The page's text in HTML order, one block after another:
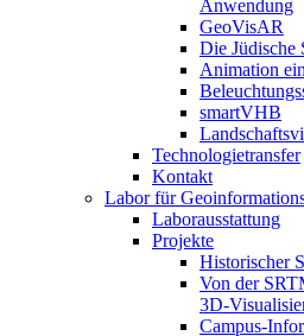
Anwendung
GeoVisAR
Die Jüdische
Animation
smartVHB
Technologietransfer
Kontakt
Labor für
Laborausstattung
Projekte
Historischer
Von der
3D-
Campus-